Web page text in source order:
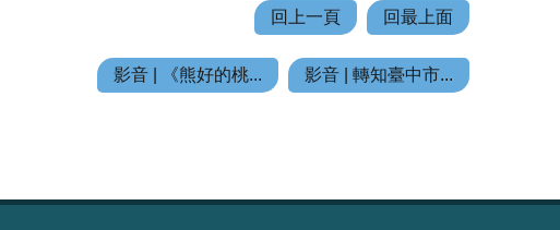
回上一頁 回最上面
影音 | 《熊好的桃... 影音 | 轉知臺中市...